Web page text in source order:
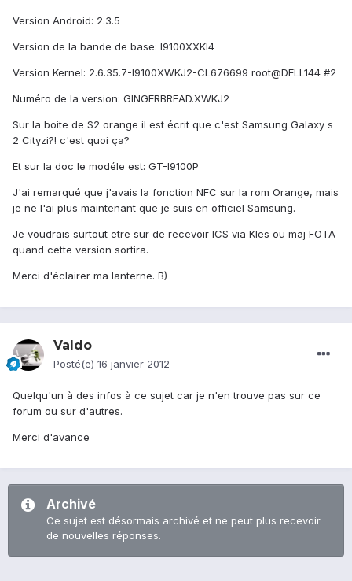
Version Android: 2.3.5
Version de la bande de base: I9100XXKI4
Version Kernel: 2.6.35.7-I9100XWKJ2-CL676699 root@DELL144 #2
Numéro de la version: GINGERBREAD.XWKJ2
Sur la boite de S2 orange il est écrit que c'est Samsung Galaxy s
2 Cityzi?! c'est quoi ça?
Et sur la doc le modéle est: GT-I9100P
J'ai remarqué que j'avais la fonction NFC sur la rom Orange, mais
je ne l'ai plus maintenant que je suis en officiel Samsung.
Je voudrais surtout etre sur de recevoir ICS via KIes ou maj FOTA
quand cette version sortira.
Merci d'éclairer ma lanterne. B)
Valdo
Posté(e) 16 janvier 2012
Quelqu'un à des infos à ce sujet car je n'en trouve pas sur ce
forum ou sur d'autres.
Merci d'avance
Archivé
Ce sujet est désormais archivé et ne peut plus recevoir
de nouvelles réponses.